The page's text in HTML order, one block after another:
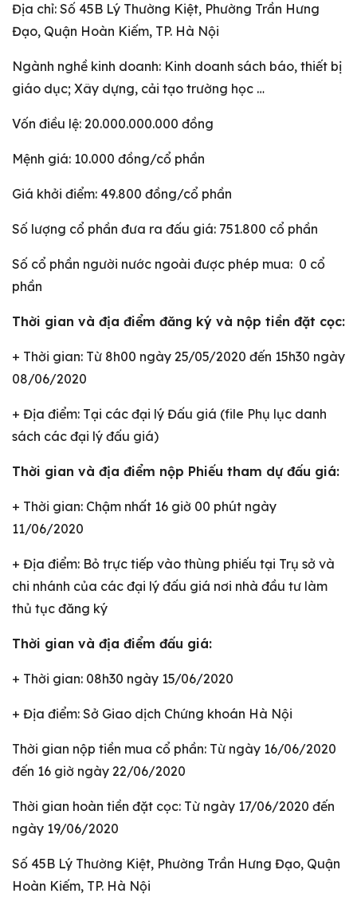
Địa chỉ: Số 45B Lý Thường Kiệt, Phường Trần Hưng
Đạo, Quận Hoàn Kiếm, TP. Hà Nội
Ngành nghề kinh doanh: Kinh doanh sách báo, thiết bị
giáo dục; Xây dựng, cải tạo trường học …
Vốn điều lệ: 20.000.000.000 đồng
Mệnh giá: 10.000 đồng/cổ phần
Giá khởi điểm: 49.800 đồng/cổ phần
Số lượng cổ phần đưa ra đấu giá: 751.800 cổ phần
Số cổ phần người nước ngoài được phép mua: 0 cổ
phần
Thời gian và địa điểm đăng ký và nộp tiền đặt cọc:
+ Thời gian: Từ 8h00 ngày 25/05/2020 đến 15h30 ngày
08/06/2020
+ Địa điểm: Tại các đại lý Đấu giá (file Phụ lục danh
sách các đại lý đấu giá)
Thời gian và địa điểm nộp Phiếu tham dự đấu giá:
+ Thời gian: Chậm nhất 16 giờ 00 phút ngày
11/06/2020
+ Địa điểm: Bỏ trực tiếp vào thùng phiếu tại Trụ sở và
chi nhánh của các đại lý đấu giá nơi nhà đầu tư làm
thủ tục đăng ký
Thời gian và địa điểm đấu giá:
+ Thời gian: 08h30 ngày 15/06/2020
+ Địa điểm: Sở Giao dịch Chứng khoán Hà Nội
Thời gian nộp tiền mua cổ phần: Từ ngày 16/06/2020
đến 16 giờ ngày 22/06/2020
Thời gian hoàn tiền đặt cọc: Từ ngày 17/06/2020 đến
ngày 19/06/2020
Số 45B Lý Thường Kiệt, Phường Trần Hưng Đạo, Quận
Hoàn Kiếm, TP. Hà Nội